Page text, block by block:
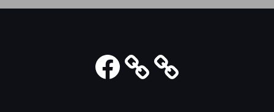
Facebook